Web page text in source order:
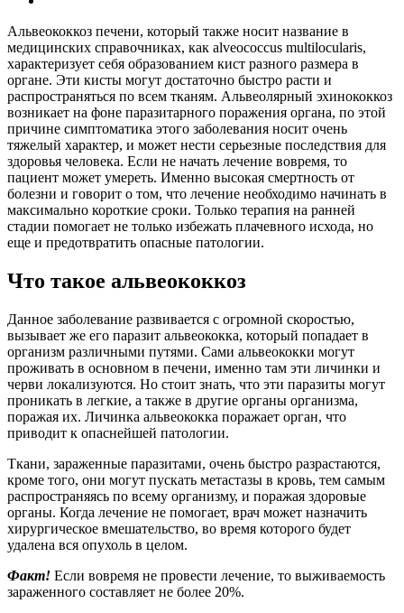
Альвеококкоз печени, который также носит название в
медицинских справочниках, как alveococcus multilocularis,
характеризует себя образованием кист разного размера в
органе. Эти кисты могут достаточно быстро расти и
распространяться по всем тканям. Альвеолярный эхинококкоз
возникает на фоне паразитарного поражения органа, по этой
причине симптоматика этого заболевания носит очень
тяжелый характер, и может нести серьезные последствия для
здоровья человека. Если не начать лечение вовремя, то
пациент может умереть. Именно высокая смертность от
болезни и говорит о том, что лечение необходимо начинать в
максимально короткие сроки. Только терапия на ранней
стадии помогает не только избежать плачевного исхода, но
еще и предотвратить опасные патологии.
Что такое альвеококкоз
Данное заболевание развивается с огромной скоростью,
вызывает же его паразит альвеококка, который попадает в
организм различными путями. Сами альвеококки могут
проживать в основном в печени, именно там эти личинки и
черви локализуются. Но стоит знать, что эти паразиты могут
проникать в легкие, а также в другие органы организма,
поражая их. Личинка альвеококка поражает орган, что
приводит к опаснейшей патологии.
Ткани, зараженные паразитами, очень быстро разрастаются,
кроме того, они могут пускать метастазы в кровь, тем самым
распространяясь по всему организму, и поражая здоровые
органы. Когда лечение не помогает, врач может назначить
хирургическое вмешательство, во время которого будет
удалена вся опухоль в целом.
Факт! Если вовремя не провести лечение, то выживаемость
зараженного составляет не более 20%.